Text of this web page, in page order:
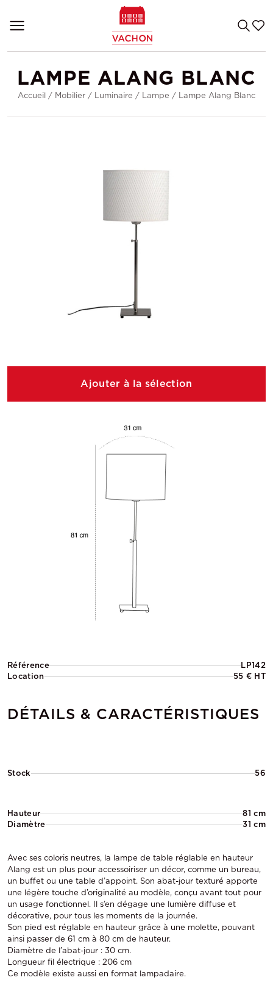
LAMPE ALANG BLANC
Accueil / Mobilier / Luminaire / Lampe / Lampe Alang Blanc
Référence
LP142
Location
55 € HT
DÉTAILS & CARACTÉRISTIQUES
Stock 56
Hauteur
81 cm
Diamètre
31 cm
Avec ses coloris neutres, la lampe de table réglable en hauteur
Alang est un plus pour accessoiriser un décor, comme un bureau,
un buffet ou une table d’appoint. Son abat-jour texturé apporte
une légère touche d’originalité au modèle, conçu avant tout pour
un usage fonctionnel. Il s’en dégage une lumière diffuse et
décorative, pour tous les moments de la journée.
Son pied est réglable en hauteur grâce à une molette, pouvant
ainsi passer de 61 cm à 80 cm de hauteur.
Diamètre de l’abat-jour : 30 cm.
Longueur fil électrique : 206 cm
Ce modèle existe aussi en format lampadaire.
Ajouter à la sélection